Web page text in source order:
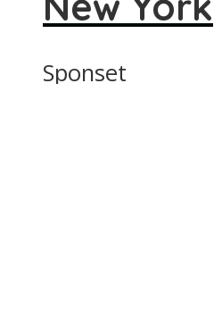
Sponset